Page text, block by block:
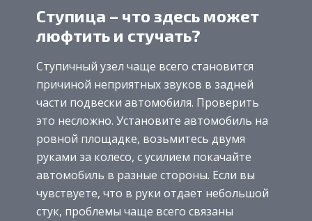
Ступица – что здесь может
люфтить и стучать?
Ступичный узел чаще всего становится
причиной неприятных звуков в задней
части подвески автомобиля. Проверить
это несложно. Установите автомобиль на
ровной площадке, возьмитесь двумя
руками за колесо, с усилием покачайте
автомобиль в разные стороны. Если вы
чувствуете, что в руки отдает небольшой
стук, проблемы чаще всего связаны